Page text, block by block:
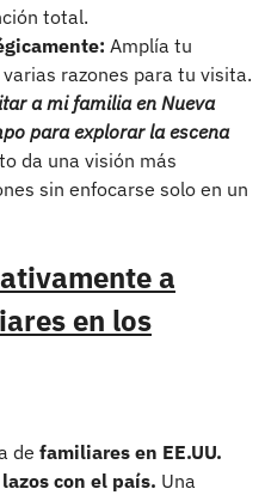
total.
Amplía tu
razones para tu visita.
a mi familia en Nueva
para explorar la escena
da una visión más
sin enfocarse solo en un
a
en los
de familiares en EE.UU.
con el país. Una